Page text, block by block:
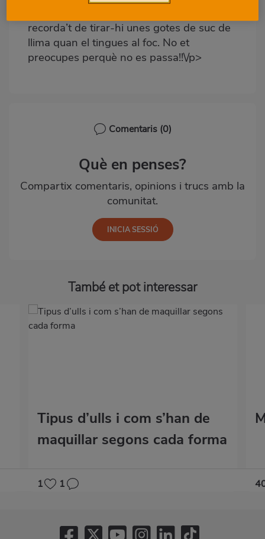
recorda’t de tirar-hi unes gotes de suc de
llima quan el tingues al foc. No et
preocupes perquè no es passa!!\/p>
Comentaris (0)
Què en penses?
Compartix comentaris, opinions i trucs amb la
comunitat.
També et pot interessar
Tipus d’ulls i com s’han de
maquillar segons cada forma
1 1